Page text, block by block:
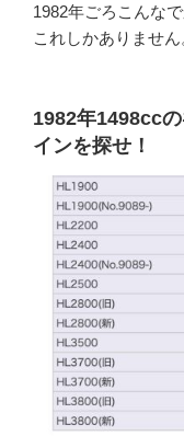
1982年ごろこんな
これしかありません
1982年1498cc
インを探せ！